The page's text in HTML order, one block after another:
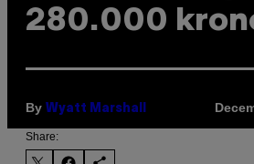
280.000
By Wyatt Marshall
Share: